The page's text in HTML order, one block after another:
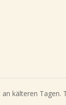
kälteren Tagen.